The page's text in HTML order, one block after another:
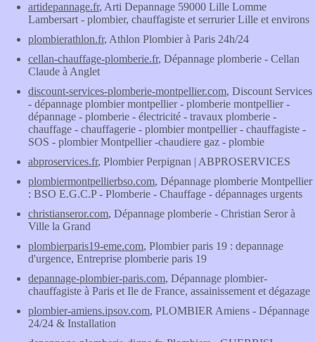
artidepannage.fr, Arti Depannage 59000 Lille Lomme
Lambersart - plombier, chauffagiste et serrurier Lille et environs
plombierathlon.fr, Athlon Plombier à Paris 24h/24
cellan-chauffage-plomberie.fr, Dépannage plomberie - Cellan
Claude à Anglet
discount-services-plomberie-montpellier.com, Discount Services
- dépannage plombier montpellier - plomberie montpellier -
dépannage - plomberie - électricité - travaux plomberie -
chauffage - chauffagerie - plombier montpellier - chauffagiste -
SOS - plombier Montpellier -chaudiere gaz - plombie
abproservices.fr, Plombier Perpignan | ABPROSERVICES
plombiermontpellierbso.com, Dépannage plomberie Montpellier
: BSO E.G.C.P - Plomberie - Chauffage - dépannages urgents
christianseror.com, Dépannage plomberie - Christian Seror à
Ville la Grand
plombierparis19-eme.com, Plombier paris 19 : depannage
d'urgence, Entreprise plomberie paris 19
depannage-plombier-paris.com, Dépannage plombier-
chauffagiste à Paris et Ile de France, assainissement et dégazage
plombier-amiens.ipsov.com, PLOMBIER Amiens - Dépannage
24/24 & Installation